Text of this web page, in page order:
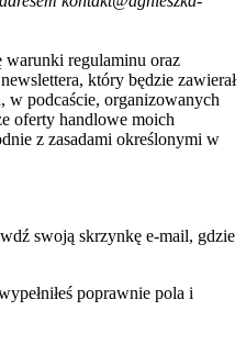
warunki regulaminu oraz
który będzie zawierał
w podcaście, organizowanych
oferty handlowe moich
z zasadami określonymi w
swoją skrzynkę e-mail, gdzie
poprawnie pola i